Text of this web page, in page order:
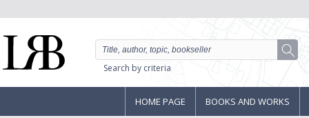
Search by criteria
HOME PAGE BOOKS AND WORKS